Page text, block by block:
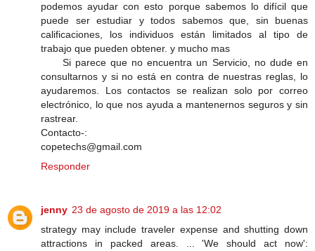
podemos ayudar con esto porque sabemos lo difícil que
puede ser estudiar y todos sabemos que, sin buenas
calificaciones, los individuos están limitados al tipo de
trabajo que pueden obtener. y mucho mas
Si parece que no encuentra un Servicio, no dude en
consultarnos y si no está en contra de nuestras reglas, lo
ayudaremos. Los contactos se realizan solo por correo
electrónico, lo que nos ayuda a mantenernos seguros y sin
rastrear.
Contacto-:
copetechs@gmail.com
Responder
jenny 23 de agosto de 2019 a las 12:02
strategy may include traveler expense and shutting down
attractions in packed areas. ... 'We should act now':